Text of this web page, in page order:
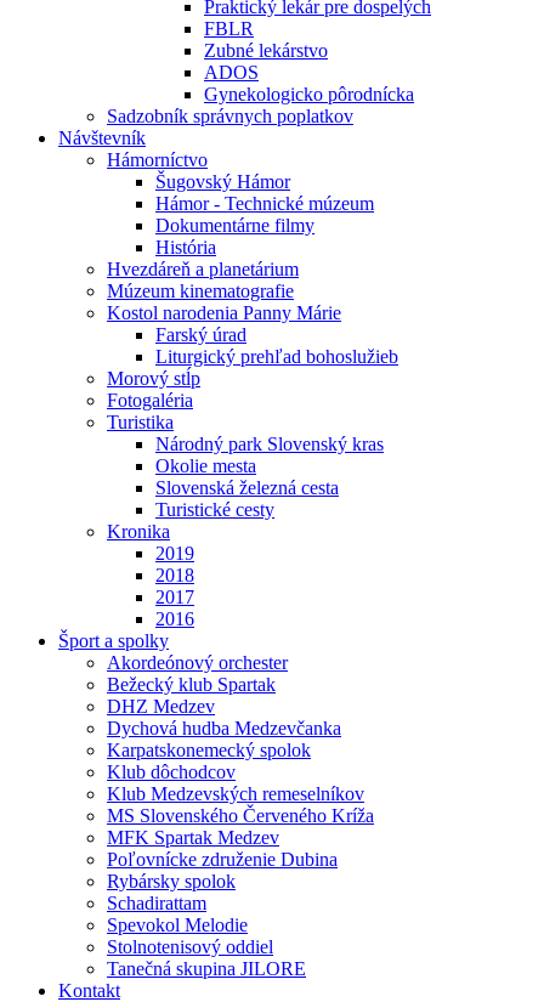
Praktický lekár pre dospelých
FBLR
Zubné lekárstvo
ADOS
Gynekologicko pôrodnícka
Sadzobník správnych poplatkov
Návštevník
Hámorníctvo
Šugovský Hámor
Hámor - Technické múzeum
Dokumentárne filmy
História
Hvezdáreň a planetárium
Múzeum kinematografie
Kostol narodenia Panny Márie
Farský úrad
Liturgický prehľad bohoslužieb
Morový stĺp
Fotogaléria
Turistika
Národný park Slovenský kras
Okolie mesta
Slovenská železná cesta
Turistické cesty
Kronika
2019
2018
2017
2016
Šport a spolky
Akordeónový orchester
Bežecký klub Spartak
DHZ Medzev
Dychová hudba Medzevčanka
Karpatskonemecký spolok
Klub dôchodcov
Klub Medzevských remeselníkov
MS Slovenského Červeného Kríža
MFK Spartak Medzev
Poľovnícke združenie Dubina
Rybársky spolok
Schadirattam
Spevokol Melodie
Stolnotenisový oddiel
Tanečná skupina JILORE
Kontakt